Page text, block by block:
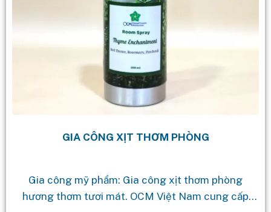
GIA CÔNG XỊT THƠM PHÒNG
Gia công mỹ phẩm: Gia công xịt thơm phòng
hương thơm tươi mát. OCM Việt Nam cung cấp